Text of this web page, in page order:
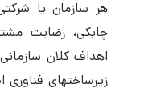
هر سازمان یا
چابکی، رضایت
اهداف کلان
زیرساختهای فناوری